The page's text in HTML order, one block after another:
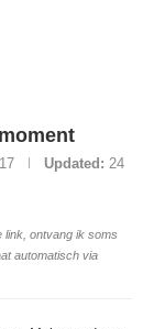
Updated: 24
link, ontvang ik soms
automatisch via